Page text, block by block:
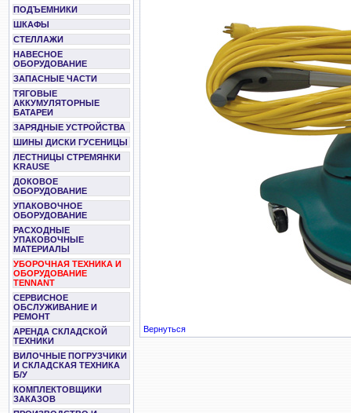
ПОДЪЕМНИКИ
ШКАФЫ
СТЕЛЛАЖИ
НАВЕСНОЕ
ОБОРУДОВАНИЕ
ЗАПАСНЫЕ ЧАСТИ
ТЯГОВЫЕ
АККУМУЛЯТОРНЫЕ
БАТАРЕИ
ЗАРЯДНЫЕ УСТРОЙСТВА
ШИНЫ ДИСКИ ГУСЕНИЦЫ
ЛЕСТНИЦЫ СТРЕМЯНКИ
KRAUSE
ДОКОВОЕ
ОБОРУДОВАНИЕ
УПАКОВОЧНОЕ
ОБОРУДОВАНИЕ
РАСХОДНЫЕ
УПАКОВОЧНЫЕ
МАТЕРИАЛЫ
УБОРОЧНАЯ ТЕХНИКА И
ОБОРУДОВАНИЕ
TENNANT
СЕРВИСНОЕ
ОБСЛУЖИВАНИЕ И
РЕМОНТ
АРЕНДА СКЛАДСКОЙ
ТЕХНИКИ
ВИЛОЧНЫЕ ПОГРУЗЧИКИ
И СКЛАДСКАЯ ТЕХНИКА
Б/У
КОМПЛЕКТОВЩИКИ
ЗАКАЗОВ
Вернуться